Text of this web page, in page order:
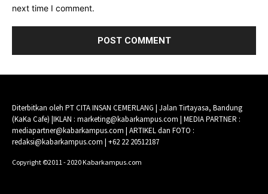
next time I comment.
Diterbitkan oleh PT CITA INSAN CEMERLANG | Jalan Tirtayasa, Bandung
(KaKa Cafe) |IKLAN : marketing@kabarkampus.com | MEDIA PARTNER :
mediapartner@kabarkampus.com | ARTIKEL dan FOTO :
redaksi@kabarkampus.com | +62 22 20512187
Copyright ©2011 - 2020 Kabarkampus.com